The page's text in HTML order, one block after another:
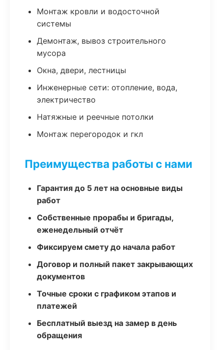
Монтаж кровли и водосточной
системы
Демонтаж, вывоз строительного
мусора
Окна, двери, лестницы
Инженерные сети: отопление, вода,
электричество
Натяжные и реечные потолки
Монтаж перегородок и гкл
Преимущества работы с нами
Гарантия до 5 лет на основные виды
работ
Собственные прорабы и бригады,
еженедельный отчёт
Фиксируем смету до начала работ
Договор и полный пакет закрывающих
документов
Точные сроки с графиком этапов и
платежей
Бесплатный выезд на замер в день
обращения